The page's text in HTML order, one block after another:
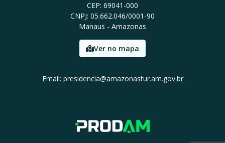
CEP: 69041-000
CNPJ: 05.662.046/0001-90
Manaus - Amazonas
Ver no mapa
Email: presidencia@amazonastur.am.gov.br